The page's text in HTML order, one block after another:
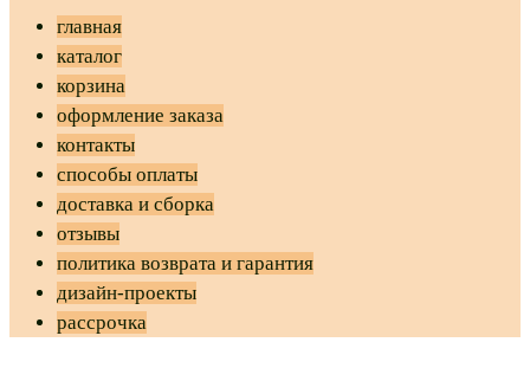
главная
каталог
корзина
оформление заказа
контакты
способы оплаты
доставка и сборка
отзывы
политика возврата и гарантия
дизайн-проекты
рассрочка